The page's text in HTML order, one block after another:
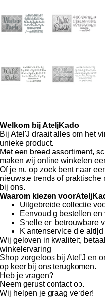
Welkom bij AteljKado
Bij Atel'J draait alles om het
unieke product.
Met een breed assortiment,
maken wij online winkelen
Of je nu op zoek bent naar
nieuwste trends of praktische
bij ons.
Waarom kiezen
Uitgebreide collectie
Eenvoudig bestellen
Snelle en betrouwbare
Klantenservice die
Wij geloven in kwaliteit,
winkelervaring.
Shop zorgeloos bij Atel'J en
op keer bij ons terugkomen.
Heb je vragen?
Neem gerust contact op.
Wij helpen je graag verder!